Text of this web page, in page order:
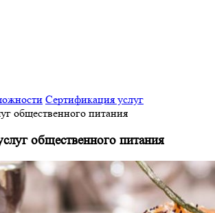
Сертификация услуг
общественного питания
общественного питания